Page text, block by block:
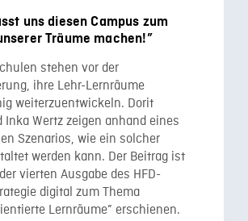
uns diesen Campus zum
Träume machen!”
stehen vor der
ihre Lehr-Lernräume
weiterzuentwickeln. Dorit
Inka Wertz zeigen anhand eines
Szenarios, wie ein solcher
werden kann. Der Beitrag ist
vierten Ausgabe des HFD-
digital zum Thema
Lernräume” erschienen.